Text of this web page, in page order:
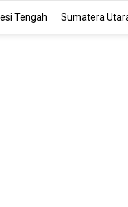
Tengah Sumatera